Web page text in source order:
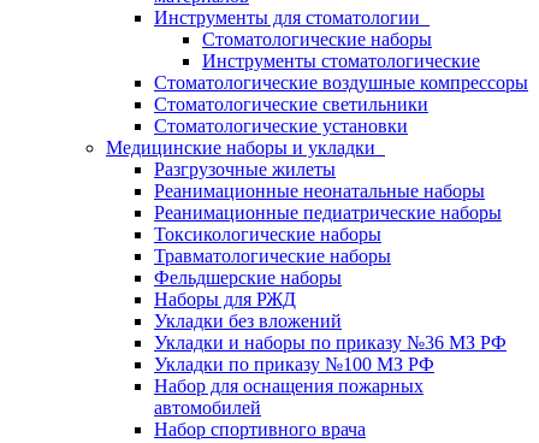
Инструменты для стоматологии
Стоматологические наборы
Инструменты стоматологические
Стоматологические воздушные компрессоры
Стоматологические светильники
Стоматологические установки
Медицинские наборы и укладки
Разгрузочные жилеты
Реанимационные неонатальные наборы
Реанимационные педиатрические наборы
Токсикологические наборы
Травматологические наборы
Фельдшерские наборы
Наборы для РЖД
Укладки без вложений
Укладки и наборы по приказу №36 МЗ РФ
Укладки по приказу №100 МЗ РФ
Набор для оснащения пожарных
автомобилей
Набор спортивного врача